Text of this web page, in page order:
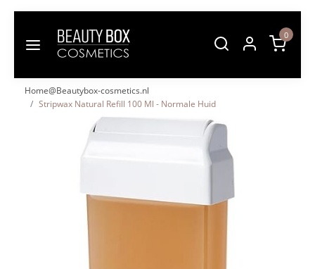
0
Home@Beautybox-cosmetics.nl
Stripwax Natural Refill 100 Ml - Normale Huid